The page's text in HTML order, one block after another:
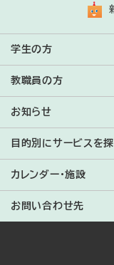
学生の方
教職員の方
お知らせ
目的別にサービスを
カレンダー・施設
お問い合わせ先